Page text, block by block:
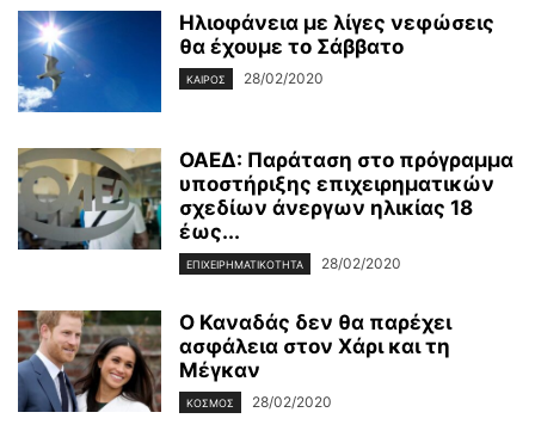
Ηλιοφάνεια με λίγες νεφώσεις
θα έχουμε το Σάββατο
ΚΑΙΡΌΣ 28/02/2020
ΟΑΕΔ: Παράταση στο πρόγραμμα
υποστήριξης επιχειρηματικών
σχεδίων άνεργων ηλικίας 18
έως...
ΕΠΙΧΕΙΡΗΜΑΤΙΚΌΤΗΤΑ 28/02/2020
Ο Καναδάς δεν θα παρέχει
ασφάλεια στον Χάρι και τη
Μέγκαν
ΚΌΣΜΟΣ 28/02/2020